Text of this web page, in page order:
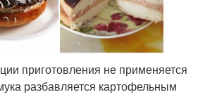
приготовления не применяется
разбавляется картофельным